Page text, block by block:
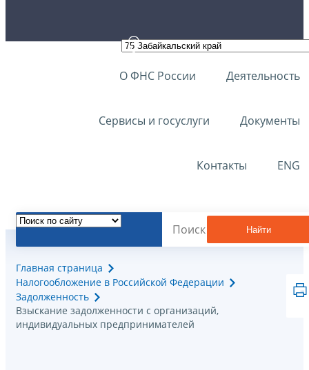
О ФНС России Деятельность
Сервисы и госуслуги Документы
Контакты ENG
Найти
Главная страница
Налогообложение в Российской Федерации
Задолженность
Взыскание задолженности с организаций,
индивидуальных предпринимателей